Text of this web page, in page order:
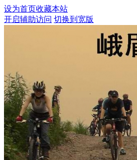
设为首页收藏本站
开启辅助访问 切换到宽版